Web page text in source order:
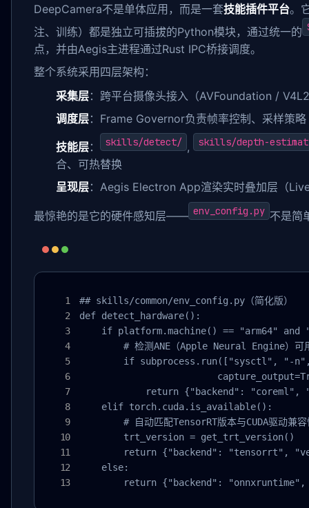
DeepCamera不是单体应用，而是一套技能插件平台。
注、训练）都是独立可插拔的Python模块，通过统一的
点，并由Aegis主进程通过Rust IPC桥接调度。
整个系统采用四层架构：
采集层：跨平台摄像头接入（AVFoundation /
调度层：Frame Governor负责帧率控制、采样策
技能层： skills/detect/ , skills/depth-
合、可热替换
呈现层：Aegis Electron App渲染实时叠加层（
最惊艳的是它的硬件感知层—— env_config.py 不是简
## skills/common/env_config.py（简化版）
def detect_hardware():
if platform.machine() == "arm64" and
# 检测ANE（Apple Neural Engine）可
if subprocess.run(["sysctl", "-
return {"backend": "coreml",
    elif torch.cuda.is_available():
# 自动匹配TensorRT版本与CUDA驱动兼容
        trt_version = get_trt_version()
return {"backend": "tensorrt",
    else:
return {"backend":